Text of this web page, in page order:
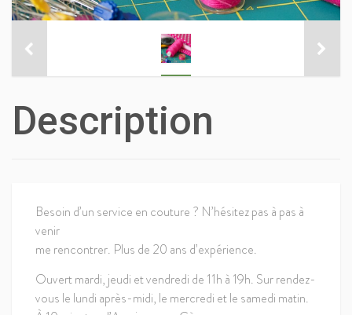
Description
Besoin d’un service en couture ? N’hésitez pas à pas à
venir
me rencontrer. Plus de 20 ans d’expérience.
Ouvert mardi, jeudi et vendredi de 11h à 19h. Sur rendez-
vous le lundi après-midi, le mercredi et le samedi matin.